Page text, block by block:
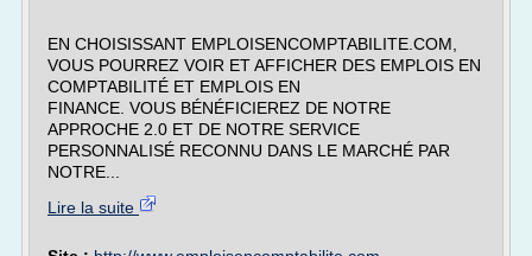
EN CHOISISSANT EMPLOISENCOMPTABILITE.COM,
VOUS POURREZ VOIR ET AFFICHER DES EMPLOIS EN
COMPTABILITÉ ET EMPLOIS EN
FINANCE. VOUS BÉNÉFICIEREZ DE NOTRE
APPROCHE 2.0 ET DE NOTRE SERVICE
PERSONNALISÉ RECONNU DANS LE MARCHÉ PAR
NOTRE...
Lire la suite